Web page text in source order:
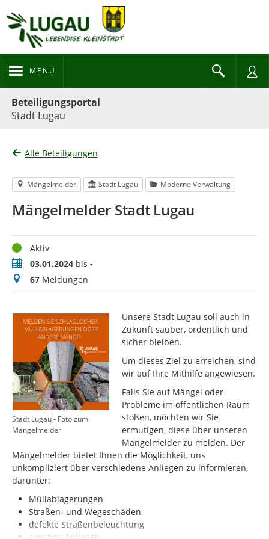
MENÜ
Beteiligungsportal
Stadt Lugau
Alle Beteiligungen
Mängelmelder Stadt Lugau Moderne Verwaltung
Mängelmelder Stadt Lugau
StatusAktiv
Zeitraum03.01.2024 bis -
Meldungen
67 Meldungen
Stadt Lugau - Foto zum
Mängelmelder
Unsere Stadt Lugau soll auch in
Zukunft sauber, ordentlich und
sicher bleiben.
Um dieses Ziel zu erreichen, sind
wir auf Ihre Mithilfe angewiesen.
Falls Sie auf Mängel oder
Probleme im öffentlichen Raum
stoßen, möchten wir Sie
ermutigen, diese über unseren
Mängelmelder zu melden. Der
Mängelmelder bietet Ihnen die Möglichkeit, uns
unkompliziert über verschiedene Anliegen zu informieren,
darunter:
Müllablagerungen
Straßen- und Wegeschäden
defekte Straßenbeleuchtung